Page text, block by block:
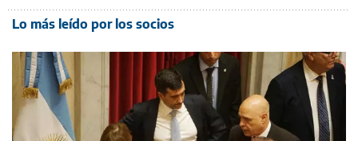
Lo más leído por los socios